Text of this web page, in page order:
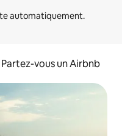
Partez-vous un Airbnb